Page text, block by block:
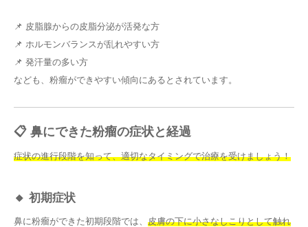
📌 皮脂腺からの皮脂分泌が活発な方
📌 ホルモンバランスが乱れやすい方
📌 発汗量の多い方
なども、粉瘤ができやすい傾向にあるとされています。
📋 鼻にできた粉瘤の症状と経過
症状の進行段階を知って、適切なタイミングで治療を受けましょう！
🔸 初期症状
鼻に粉瘤ができた初期段階では、 皮膚の下に小さなしこりとして触れ